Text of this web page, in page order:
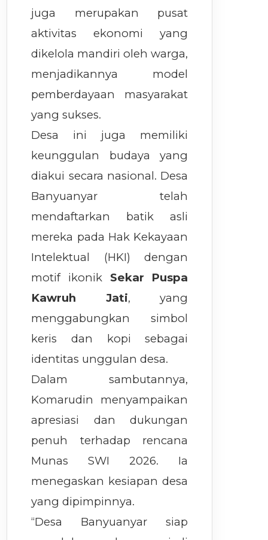
juga merupakan pusat
aktivitas ekonomi yang
dikelola mandiri oleh warga,
menjadikannya model
pemberdayaan masyarakat
yang sukses.
Desa ini juga memiliki
keunggulan budaya yang
diakui secara nasional. Desa
Banyuanyar telah
mendaftarkan batik asli
mereka pada Hak Kekayaan
Intelektual (HKI) dengan
motif ikonik Sekar Puspa
Kawruh Jati, yang
menggabungkan simbol
keris dan kopi sebagai
identitas unggulan desa.
Dalam sambutannya,
Komarudin menyampaikan
apresiasi dan dukungan
penuh terhadap rencana
Munas SWI 2026. Ia
menegaskan kesiapan desa
yang dipimpinnya.
“Desa Banyuanyar siap